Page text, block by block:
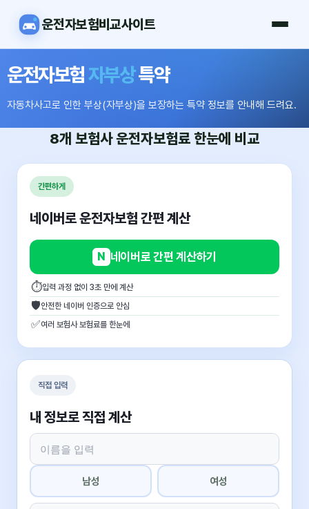
운전자보험비교사이트
운전자보험자부상특약
자동차사고로 인한 부상(자부상)을 보장하는 특약 정보를 안내해 드려요.
8개 보험사운전자보험료 한눈에 비교
간편하게
네이버로 운전자보험 간편 계산
N 네이버로 간편 계산하기
⏱입력 과정 없이 3초 만에 계산
🛡안전한 네이버 인증으로 안심
✅여러 보험사 보험료를 한눈에
직접 입력
내 정보로 직접 계산
남성 여성